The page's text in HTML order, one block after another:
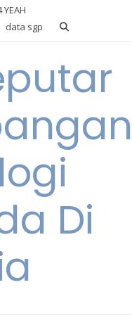
YEAH
data sgp
Di